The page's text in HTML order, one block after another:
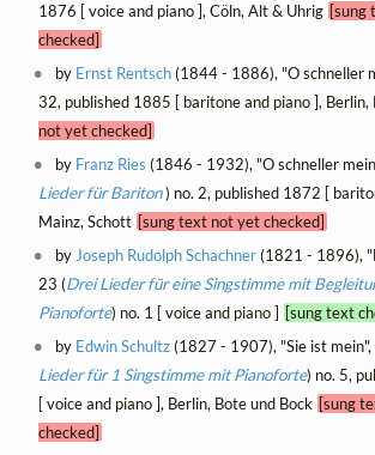
1876 [ voice and piano ], Cöln, Alt & Uhrig [sung
checked]
by Ernst Rentsch(1844 - 1886), "O schneller
32, published 1885 [ baritone and piano ], Berlin,
not yet checked]
by Franz Ries (1846 - 1932), "O schneller
Lieder für Bariton) no. 2, published 1872 [
Mainz, Schott [sung text not yet checked]
byJoseph Rudolph Schachner(1821 - 1896),
23 (Drei Lieder für eine Singstimme mit
Pianoforte) no. 1 [ voice and piano ] [sung text
by Edwin Schultz(1827 - 1907), "Sie ist mein",
Lieder für 1 Singstimme mit Pianoforte) no. 5,
[ voice and piano ], Berlin, Bote und Bock [sung
checked]